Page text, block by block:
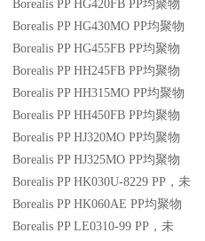
Borealis PP HG420FB PP均聚物
Borealis PP HG430MO PP均聚物
Borealis PP HG455FB PP均聚物
Borealis PP HH245FB PP均聚物
Borealis PP HH315MO PP均聚物
Borealis PP HH450FB PP均聚物
Borealis PP HJ320MO PP均聚物
Borealis PP HJ325MO PP均聚物
Borealis PP HK030U-8229 PP ，未
Borealis PP HK060AE PP均聚物
Borealis PP LE0310-99 PP ，未